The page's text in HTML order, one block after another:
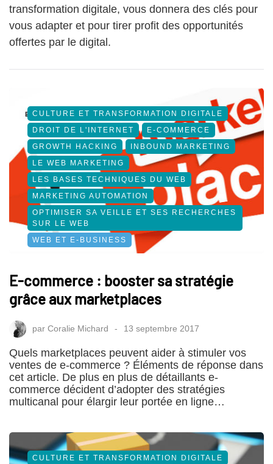
transformation digitale, vous donnera des clés pour
vous adapter et pour tirer profit des opportunités
offertes par le digital.
CULTURE ET TRANSFORMATION DIGITALE
DROIT DE L'INTERNET
E-COMMERCE
GROWTH HACKING
INBOUND MARKETING
LE WEB MARKETING
LES BASES TECHNIQUES DU WEB
MARKETING AUTOMATION
OPTIMISER SA VEILLE ET SES RECHERCHES
SUR LE WEB
WEB ET E-BUSINESS
E-commerce : booster sa stratégie
grâce aux marketplaces
par Coralie Michard 13 septembre 2017
Quels marketplaces peuvent aider à stimuler vos
ventes de e-commerce ? Éléments de réponse dans
cet article. De plus en plus de détaillants e-
commerce décident d’adopter des stratégies
multicanal pour élargir leur portée en ligne…
CULTURE ET TRANSFORMATION DIGITALE